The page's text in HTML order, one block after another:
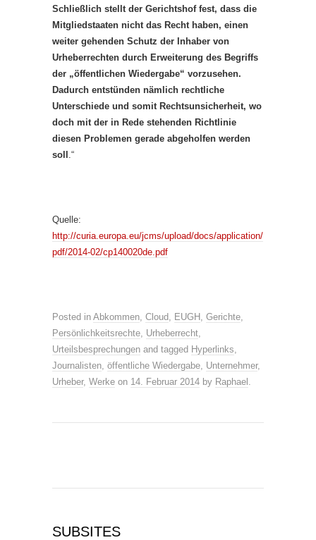
Schließlich stellt der Gerichtshof fest, dass die
Mitgliedstaaten nicht das Recht haben, einen
weiter gehenden Schutz der Inhaber von
Urheberrechten durch Erweiterung des Begriffs
der „öffentlichen Wiedergabe“ vorzusehen.
Dadurch entstünden nämlich rechtliche
Unterschiede und somit Rechtsunsicherheit, wo
doch mit der in Rede stehenden Richtlinie
diesen Problemen gerade abgeholfen werden
soll .“
Quelle:
http://curia.europa.eu/jcms/upload/docs/application/
pdf/2014-02/cp140020de.pdf
Posted in Abkommen, Cloud, EUGH , Gerichte,
Persönlichkeitsrechte, Urheberrecht,
Urteilsbesprechungen and tagged Hyperlinks,
Journalisten, öffentliche Wiedergabe, Unternehmer,
Urheber, Werke on 14. Februar 2014 by Raphael .
SUBSITES